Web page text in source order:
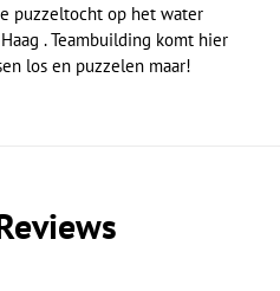
puzzeltocht op het water
. Teambuilding komt hier
los en puzzelen maar!